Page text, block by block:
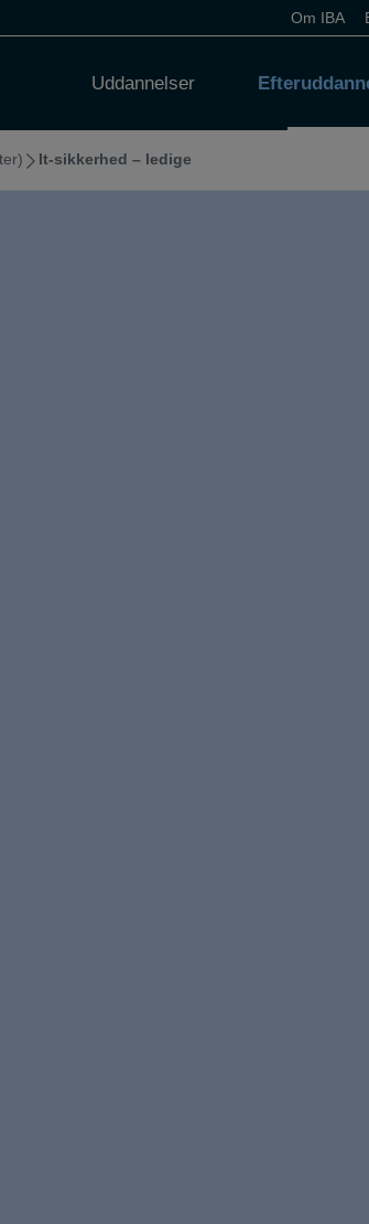
Om IBA
Uddannelser
It-sikkerhed – ledige